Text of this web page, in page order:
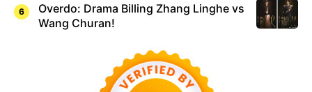
Overdo: Drama Billing Zhang Linghe vs
Wang Churan!